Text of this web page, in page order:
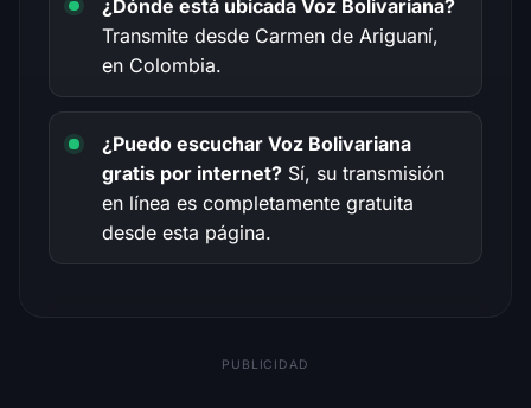
¿Dónde está ubicada Voz Bolivariana?
Transmite desde Carmen de Ariguaní,
en Colombia.
¿Puedo escuchar Voz Bolivariana
gratis por internet? Sí, su transmisión
en línea es completamente gratuita
desde esta página.
PUBLICIDAD